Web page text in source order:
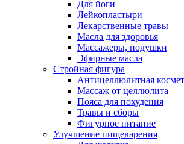
Для йоги
Лейкопластыри
Лекарственные травы
Масла для здоровья
Массажеры, подушки
Эфирные масла
Стройная фигура
Антицеллюлитная
Массаж от целлюлита
Пояса для похудения
Травы и сборы
Фигурное питание
Улучшение пищеварения